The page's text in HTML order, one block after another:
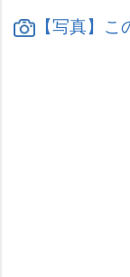
【写真】